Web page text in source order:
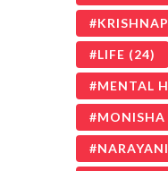
LIFE (24)
MENTAL
MONISHA